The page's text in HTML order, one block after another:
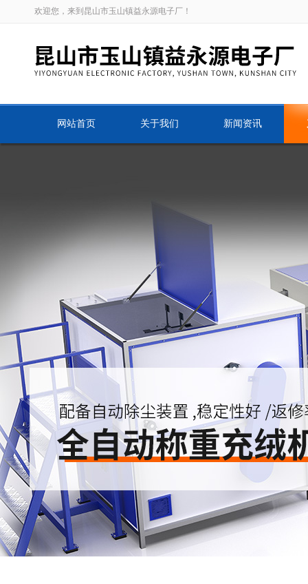
欢迎您，来到昆山市玉山镇益永源电子厂！
网站首页 关于我们 新闻资讯